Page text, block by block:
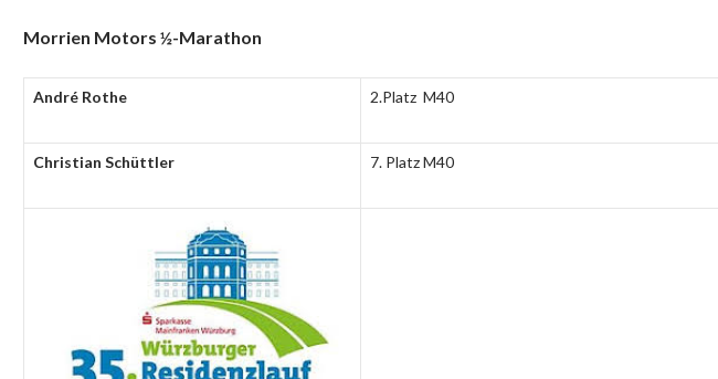
Morrien Motors ½-Marathon
André Rothe 2.Platz M40
Christian Schüttler 7. Platz M40
Continue Reading ››